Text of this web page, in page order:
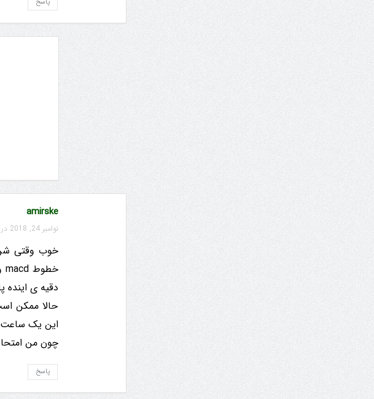
پاسخ
amirske
نوامبر 24, 2018 در 6:11 ب.ظ
خوب وقتی
دقیه ی اینده
حالا ممکن
این یک ساعت
چون من
پاسخ